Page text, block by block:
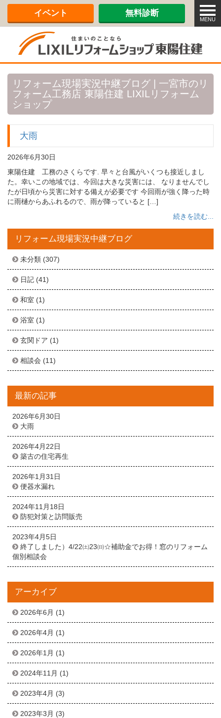
メ
ニ
ュ
MENU
イベント 無料診断
リフォーム現場実況中継ブログ | 一宮市のリ
フォーム工務店 東陽住建 LIXILリフォーム
ショップ
大雨
2026年6月30日
東陽住建 工務のさくらです. 早々と台風がいくつも接近しまし
た。幸いこの地域では、今回は大きな災害には、 なりませんでし
たが日頃から災害に対する備えが必要です 今回雨が強く降った時
に雨樋からあふれるので、雨が降っていると […]
続きを読む...
リフォーム現場実況中継ブログ
未分類 (307)
日記 (41)
和室 (1)
浴室 (1)
玄関ドア (1)
相談会 (11)
最新の記事
2026年6月30日
大雨
2026年4月22日
築古の住宅再生
2026年1月31日
便器水漏れ
2024年11月18日
防犯対策と訪問販売
2023年4月5日
終了しました）4/22㈯23㈰☆補助金でお得！窓のリフォーム
個別相談会
アーカイブ
2026年6月 (1)
2026年4月 (1)
2026年1月 (1)
2024年11月 (1)
2023年4月 (3)
2023年3月 (3)